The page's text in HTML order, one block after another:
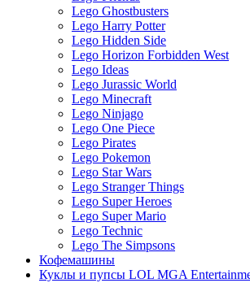
Lego Ghostbusters
Lego Harry Potter
Lego Hidden Side
Lego Horizon Forbidden West
Lego Ideas
Lego Jurassic World
Lego Minecraft
Lego Ninjago
Lego One Piece
Lego Pirates
Lego Pokemon
Lego Star Wars
Lego Stranger Things
Lego Super Heroes
Lego Super Mario
Lego Technic
Lego The Simpsons
Кофемашины
Куклы и пупсы LOL MGA